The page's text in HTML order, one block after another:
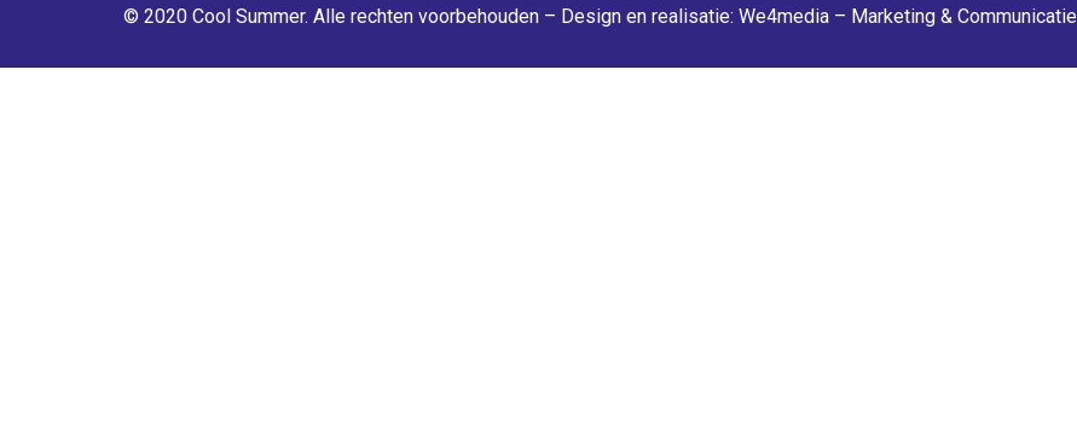
© 2020 Cool Summer. Alle rechten voorbehouden – Design en realisatie: We4media – Marketing & Communicatie